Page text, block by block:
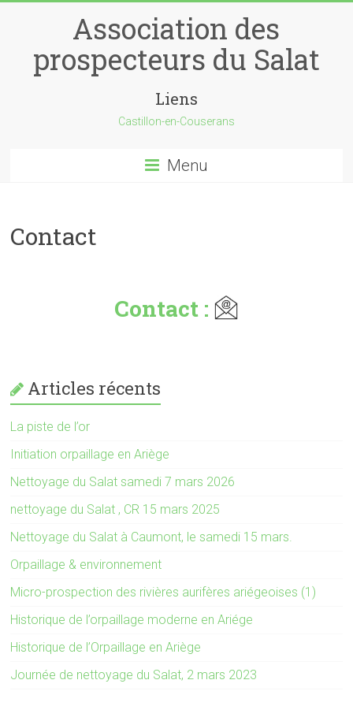
Association des
prospecteurs du Salat
Liens
Castillon-en-Couserans
Menu
Contact
Contact :
Articles récents
La piste de l’or
Initiation orpaillage en Ariège
Nettoyage du Salat samedi 7 mars 2026
nettoyage du Salat , CR 15 mars 2025
Nettoyage du Salat à Caumont, le samedi 15 mars.
Orpaillage & environnement
Micro-prospection des rivières aurifères ariégeoises (1)
Historique de l’orpaillage moderne en Ariége
Historique de l’Orpaillage en Ariège
Journée de nettoyage du Salat, 2 mars 2023